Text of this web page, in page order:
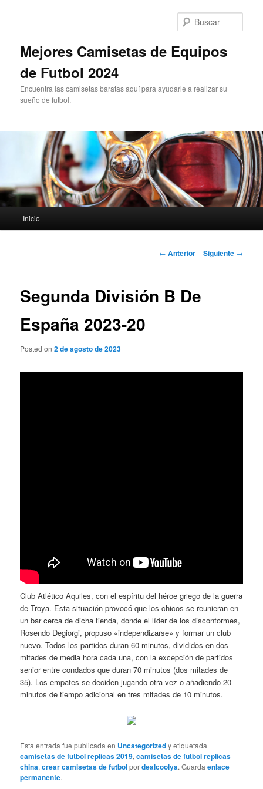
Mejores Camisetas de Equipos
de Futbol 2024
Encuentra las camisetas baratas aquí para ayudarle a realizar su
sueño de futbol.
principal
Inicio
Navegación
← Anterior Siguiente →
Segunda División B De
España 2023-20
Posted on2 de agosto de 2023
Club Atlético Aquiles, con el espíritu del héroe griego de la guerra
de Troya. Esta situación provocó que los chicos se reunieran en
un bar cerca de dicha tienda, donde el líder de los disconformes,
Rosendo Degiorgi, propuso «independizarse» y formar un club
nuevo. Todos los partidos duran 60 minutos, divididos en dos
mitades de media hora cada una, con la excepción de partidos
senior entre condados que duran 70 minutos (dos mitades de
35). Los empates se deciden jugando otra vez o añadiendo 20
minutos de tiempo adicional en tres mitades de 10 minutos.
Esta entrada fue publicada en Uncategorizedy etiquetada
camisetas de futbol replicas 2019,camisetas de futbol replicas
china,crear camisetas de futbolpordealcoolya. Guardaenlace
permanente.